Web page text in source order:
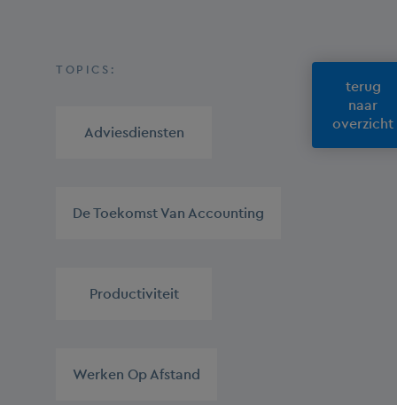
TOPICS:
Adviesdiensten
De Toekomst Van Accounting
Productiviteit
Werken Op Afstand
terug
naar
overzicht